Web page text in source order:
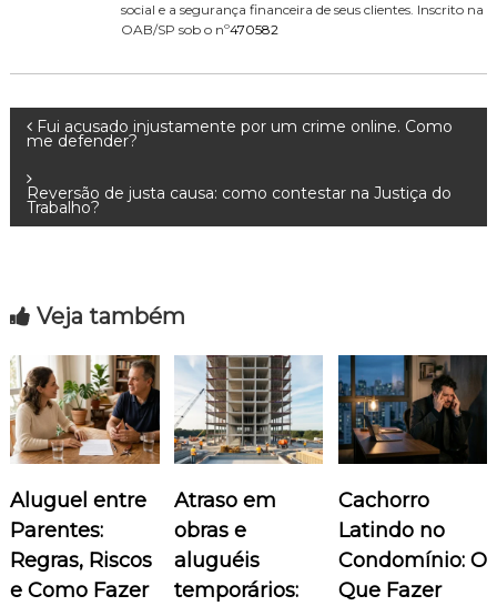
social e a segurança financeira de seus clientes. Inscrito na
OAB/SP sob o nº470582
N
a
v
g
a
ç
ã
o
d
Fui acusado injustamente por um crime online. Como
me defender?
Reversão de justa causa: como contestar na Justiça do
Trabalho?
Veja também
Aluguel entre
Parentes:
Regras, Riscos
e Como Fazer
Atraso em
obras e
aluguéis
temporários:
Cachorro
Latindo no
Condomínio: O
Que Fazer